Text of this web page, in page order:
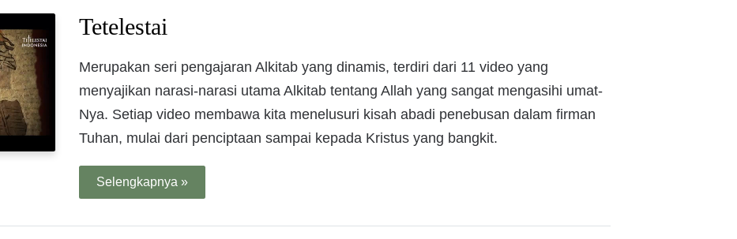
Tetelestai
Merupakan seri pengajaran Alkitab yang dinamis, terdiri dari 11 video yang
menyajikan narasi-narasi utama Alkitab tentang Allah yang sangat mengasihi umat-
Nya. Setiap video membawa kita menelusuri kisah abadi penebusan dalam firman
Tuhan, mulai dari penciptaan sampai kepada Kristus yang bangkit.
Selengkapnya »